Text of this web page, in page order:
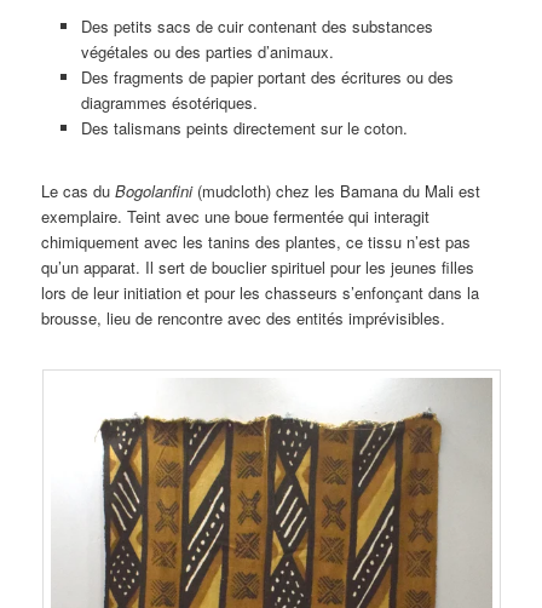
Des petits sacs de cuir contenant des substances
végétales ou des parties d’animaux.
Des fragments de papier portant des écritures ou des
diagrammes ésotériques.
Des talismans peints directement sur le coton.
Le cas duBogolanfini(mudcloth) chez les Bamana du Mali est
exemplaire. Teint avec une boue fermentée qui interagit
chimiquement avec les tanins des plantes, ce tissu n’est pas
qu’un apparat. Il sert de bouclier spirituel pour les jeunes filles
lors de leur initiation et pour les chasseurs s’enfonçant dans la
brousse, lieu de rencontre avec des entités imprévisibles.